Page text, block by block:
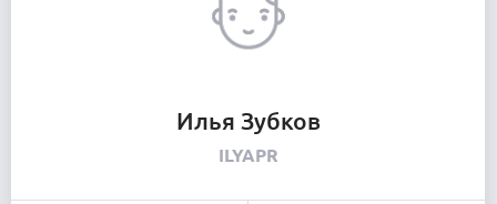
Илья Зубков
ILYAPR